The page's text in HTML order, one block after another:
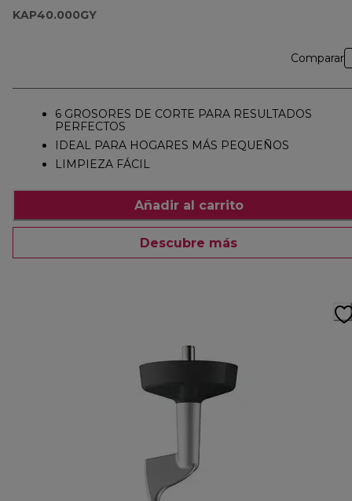
KAP40.000GY
KAP40.000GY
Comparar
6 GROSORES DE CORTE PARA RESULTADOS
PERFECTOS
IDEAL PARA HOGARES MÁS PEQUEÑOS
LIMPIEZA FÁCIL
Añadir al carrito
Descubre más